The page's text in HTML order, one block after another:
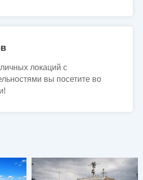
локаций с
вы посетите во